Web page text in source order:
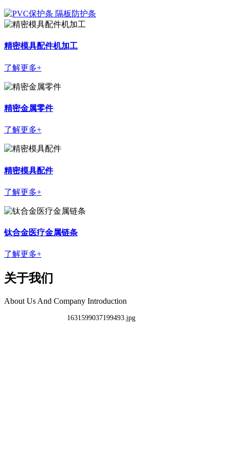
精密模具配件机加工
了解更多+
精密金属零件
了解更多+
精密模具配件
了解更多+
钛合金医疗金属链条
了解更多+
关于我们
About Us And Company Introduction